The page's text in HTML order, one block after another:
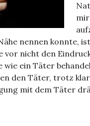
nennen konnte,
vor nicht den
wie ein Täter
den Täter, trotz
mit dem Täter